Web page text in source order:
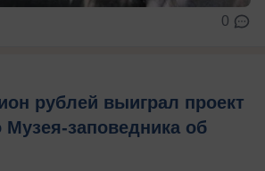
0
рублей выиграл проект
Музея-заповедника об